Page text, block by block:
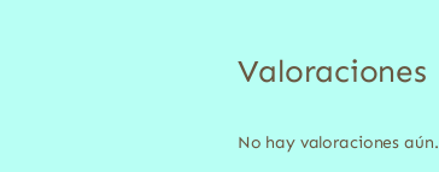
Valoraciones
No hay valoraciones aún.